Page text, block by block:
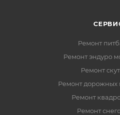
Ремонт
Ремонт эндуро
Ремонт
Ремонт дорожных
Ремонт
Ремонт